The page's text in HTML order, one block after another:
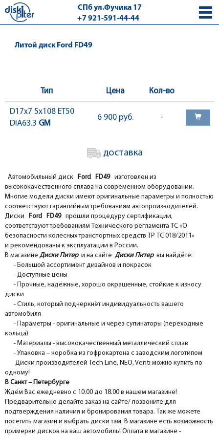
СПб ул.Фучика 17
+7 921-591-44-44
Литой диск Ford FD49
Тип Цена Кол-во
D17x7 5x108 ET50
DIA63.3 GM
6 900 руб. -
доставка
Автомобильный диск Ford FD49 изготовлен из
высококачественного сплава на современном оборудовании.
Многие модели диски имеют оригинальные параметры и полностью
соответствуют гарантийным требованиям автопроизводителей.
Диски Ford FD49 прошли процедуру сертификации,
соответствуют требованиям Технического регламента ТС «О
безопасности колёсных транспортных средств ТР ТС 018/2011»
и рекомендованы к эксплуатации в России.
В магазине Диски Питер и на сайте Диски Питер вы найдёте:
- Большой ассортимент дизайнов и покрасок
- Доступные цены
- Прочные, надёжные, хорошо окрашенные, стойкие к износу
диски
- Стиль, который подчеркнёт индивидуальность вашего
автомобиля
- Параметры - оригинальные и через супинаторы (переходные
кольца)
- Материалы - высококачественный металлический сплав
- Упаковка – коробка из гофрокартона с заводским логотипом
Диски производителей Tech Line, NEO, Venti можно купить по
одному!
В Санкт – Петербурге
Ждём Вас ежедневно с 10.00 до 18.00 в нашем магазине!
Предварительно делайте заказ на сайте/ позвоните для
подтверждения наличия и бронирования товара. Так же можете
посетить магазин и выбрать диски там. В магазине есть возможность
примерки дисков на ваш автомобиль! Оплата в магазине -